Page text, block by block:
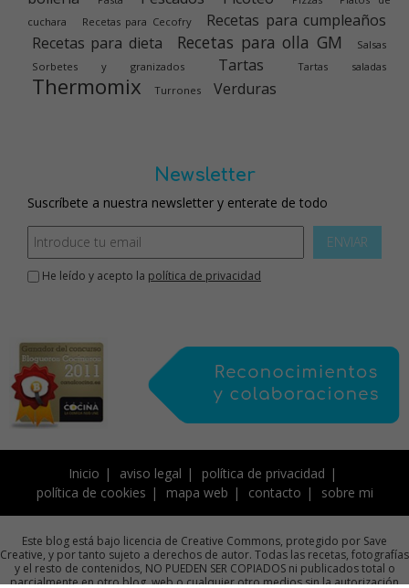
cuchara
Recetas para Cecofry
Recetas para cumpleaños
Recetas para dieta
Recetas para olla GM
Salsas
Sorbetes y granizados
Tartas Tartas saladas
Thermomix Turrones Verduras
Newsletter
Suscríbete a nuestra newsletter y enterate de todo
ENVIAR
He leído y acepto la política de privacidad
Inicio aviso legal
política de privacidad
política de cookies
mapa web contacto sobre mi
Este blog está bajo licencia de Creative Commons, protegido por Save
Creative, y por tanto sujeto a derechos de autor. Todas las recetas, fotografías
y el resto de contenidos, NO PUEDEN SER COPIADOS ni publicados total o
parcialmente en otro blog, web o cualquier otro medios sin la autorización